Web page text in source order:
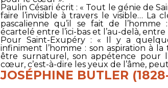
Paulin Césari écrit : « Tout le génie de
faire l’invisible à travers le visible… La
pascalienne qu’il se fait de
écartelé entre l’ici-bas et l’au-delà,
Pour Saint-Exupéry : « Il y a
infiniment l’homme : son aspiration à
être surnaturel, son appétence pour
cœur, c’est-à-dire les yeux de l’âme,
JOSÉPHINE BUTLER